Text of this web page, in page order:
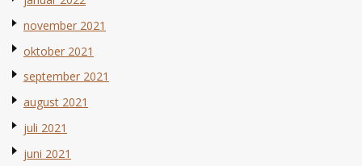
november 2021
oktober 2021
september 2021
august 2021
juli 2021
juni 2021